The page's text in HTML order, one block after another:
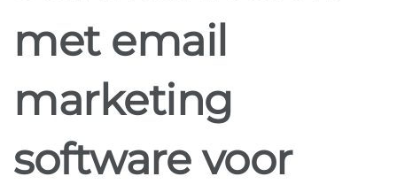
met email
marketing
software voor